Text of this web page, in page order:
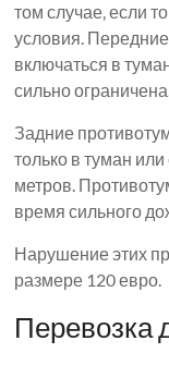
том случае, если
условия.
включаться в
сильно
Задние
только в туман
метров.
время сильного
Нарушение этих
размере 120 евро.
Перевозка